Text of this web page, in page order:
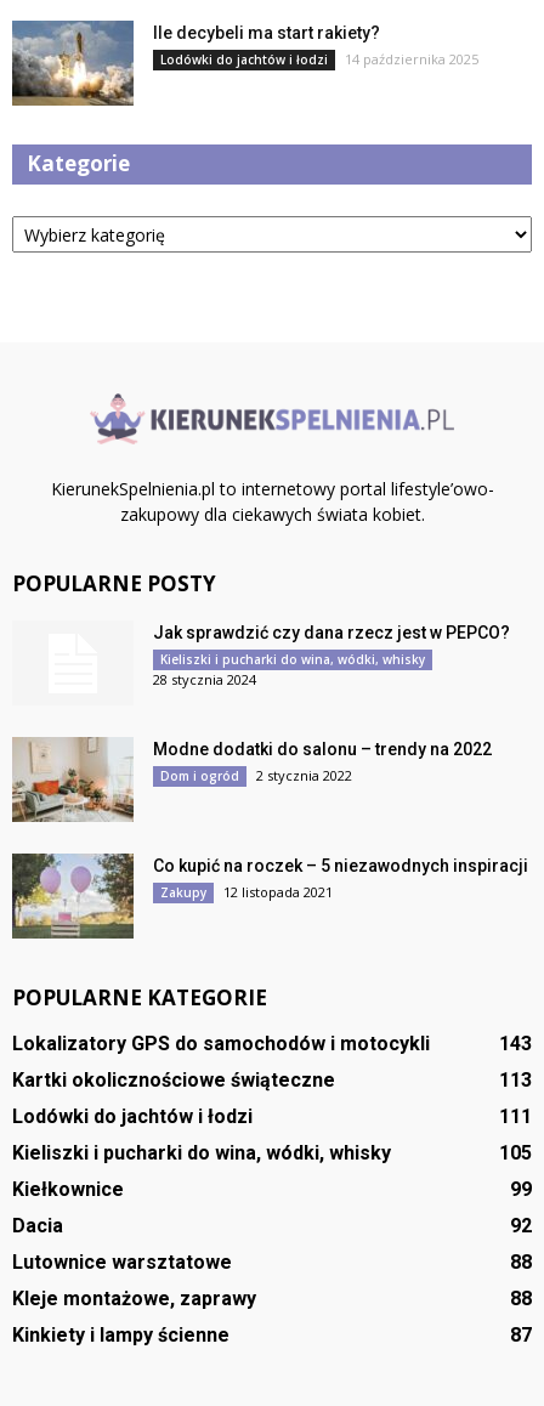
Ile decybeli ma start rakiety?
Lodówki do jachtów i łodzi 14 października 2025
Kategorie
Kategorie
KierunekSpelnienia.pl to internetowy portal lifestyle’owo-
zakupowy dla ciekawych świata kobiet.
POPULARNE POSTY
Jak sprawdzić czy dana rzecz jest w PEPCO?
Kieliszki i pucharki do wina, wódki, whisky
28 stycznia 2024
Modne dodatki do salonu – trendy na 2022
Dom i ogród 2 stycznia 2022
Co kupić na roczek – 5 niezawodnych inspiracji
Zakupy 12 listopada 2021
POPULARNE KATEGORIE
Lokalizatory GPS do samochodów i motocykli
143
Kartki okolicznościowe świąteczne
113
Lodówki do jachtów i łodzi
111
Kieliszki i pucharki do wina, wódki, whisky
105
Kiełkownice
99
Dacia
92
Lutownice warsztatowe
88
Kleje montażowe, zaprawy
88
Kinkiety i lampy ścienne
87